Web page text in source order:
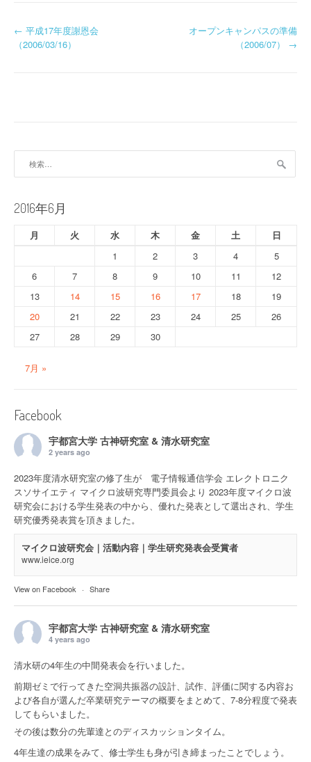
投
ー
シ
ョ
ン
← 平成17年度謝恩会
（2006/03/16）
オープンキャンパスの準備
（2006/07） →
2016年6月
月 火 水 木 金 土
日
1
2 3 4
5
6
7 8 9 10 11
12
13
14 15 16 17 18
19
20
21 22 23 24 25
26
27
28 29 30
7月 »
Facebook
宇都宮大学 古神研究室 & 清水研究室
2 years ago
2023年度清水研究室の修了生が 電子情報通信学会 エレクトロニク
スソサイエティ マイクロ波研究専門委員会より 2023年度マイクロ波
研究会における学生発表の中から、優れた発表として選出され、学生
研究優秀発表賞を頂きました。
マイクロ波研究会｜活動内容｜学生研究発表会受賞者
www.ieice.org
View on Facebook · Share
宇都宮大学 古神研究室 & 清水研究室
4 years ago
清水研の4年生の中間発表会を行いました。
前期ゼミで行ってきた空洞共振器の設計、試作、評価に関する内容お
よび各自が選んだ卒業研究テーマの概要をまとめて、7-8分程度で発表
してもらいました。
その後は数分の先輩達とのディスカッションタイム。
4年生達の成果をみて、修士学生も身が引き締まったことでしょう。